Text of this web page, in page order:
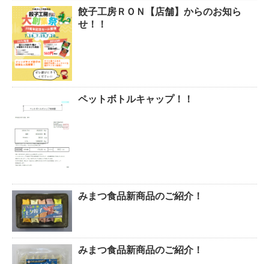
餃子工房ＲＯＮ【店舗】からのお知ら
せ！！
ペットボトルキャップ！！
みまつ食品新商品のご紹介！
みまつ食品新商品のご紹介！